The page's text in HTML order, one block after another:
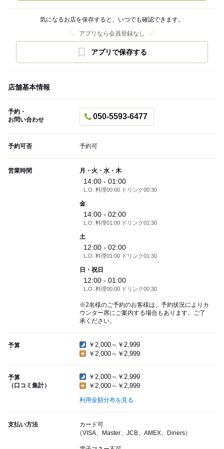
気になるお店を保存すると、いつでも確認できます。
アプリなら会員登録なし
アプリで保存する
店舗基本情報
予約・
お問い合わせ
050-5593-6477
予約可否 予約可
営業時間 月・火・水・木
14:00 - 01:00
L.O. 料理00:00 ドリンク00:30
金
14:00 - 02:00
L.O. 料理01:00 ドリンク01:30
土
12:00 - 02:00
L.O. 料理01:00 ドリンク01:30
日・祝日
12:00 - 01:00
L.O. 料理00:00 ドリンク00:30
※2名様のご予約のお客様は、予約状況によりカ
ウンター席にご案内する場合もあります。ご了
承ください。
予算
￥2,000～￥2,999
￥2,000～￥2,999
予算
（口コミ集計）
￥2,000～￥2,999
￥2,000～￥2,999
利用金額分布を見る
支払い方法
カード可
（VISA、Master、JCB、AMEX、Diners）